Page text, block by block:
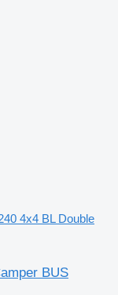
4x4 BL Double
BUS